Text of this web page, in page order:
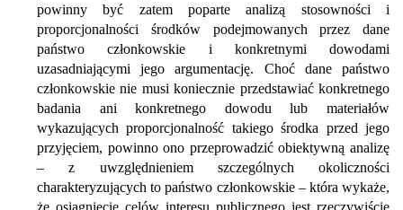
powinny być zatem poparte analizą stosowności i
proporcjonalności środków podejmowanych przez dane
państwo członkowskie i konkretnymi dowodami
uzasadniającymi jego argumentację. Choć dane państwo
członkowskie nie musi koniecznie przedstawiać konkretnego
badania ani konkretnego dowodu lub materiałów
wykazujących proporcjonalność takiego środka przed jego
przyjęciem, powinno ono przeprowadzić obiektywną analizę
– z uwzględnieniem szczególnych okoliczności
charakteryzujących to państwo członkowskie – która wykaże,
że osiągnięcie celów interesu publicznego jest rzeczywiście